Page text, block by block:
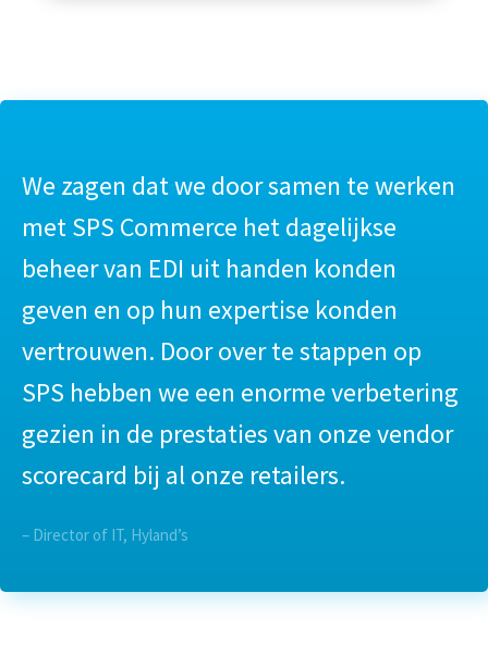
We zagen dat we door samen te werken
met SPS Commerce het dagelijkse
beheer van EDI uit handen konden
geven en op hun expertise konden
vertrouwen. Door over te stappen op
SPS hebben we een enorme verbetering
gezien in de prestaties van onze vendor
scorecard bij al onze retailers.
– Director of IT, Hyland’s